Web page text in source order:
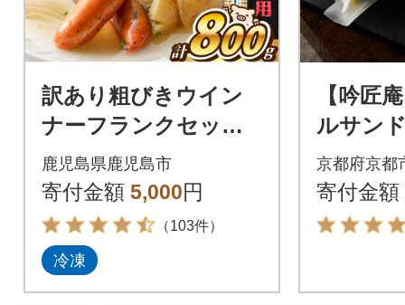
訳あり粗びきウイン
ナーフランクセッ
ト 計800g K161-01
7_03
鹿児島県鹿児島市
寄付金額 5,000円
（103件）
冷凍
【吟匠
ルサン
桃抹茶
7個入|
ブラン
京都府京都
寄付金額